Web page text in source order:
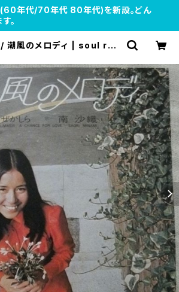
年代/70年代 80年代)を新設。どん
。
潮風のメロディ | soul res